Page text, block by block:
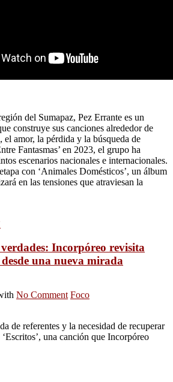
del Sumapaz, Pez Errante es un
construye sus canciones alrededor de
el amor, la pérdida y la búsqueda de
Fantasmas’ en 2023, el grupo ha
escenarios nacionales e internacionales.
con ‘Animales Domésticos’, un álbum
en las tensiones que atraviesan la
Incorpóreo revisita
desde una nueva mirada
No Comment Foco
de referentes y la necesidad de recuperar
una canción que Incorpóreo